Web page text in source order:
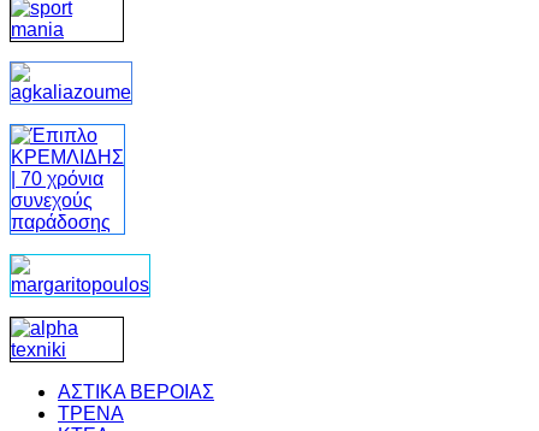
ΑΣΤΙΚΑ ΒΕΡΟΙΑΣ
ΤΡΕΝΑ